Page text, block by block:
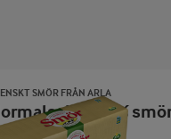
SMÖR FRÅN ARLA
Normalsaltat 82%
g